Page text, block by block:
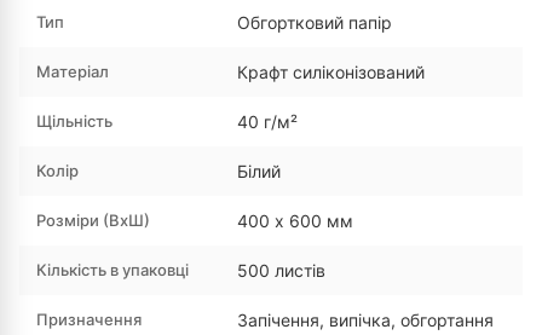
Тип Обгортковий папір
Матеріал Крафт силіконізований
Щільність 40 г/м²
Колір Білий
Розміри (ВхШ) 400 х 600 мм
Кількість в упаковці 500 листів
Призначення Запічення, випічка, обгортання